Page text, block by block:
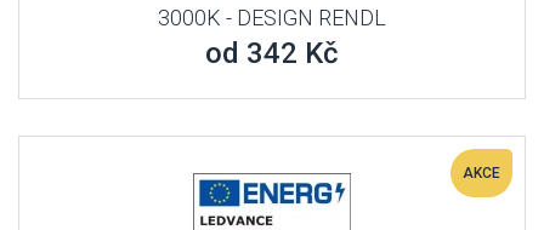
3000K - DESIGN RENDL
od 342 Kč
AKCE